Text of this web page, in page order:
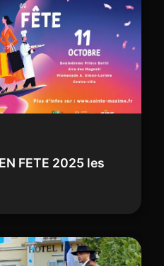
FETE 2025 les